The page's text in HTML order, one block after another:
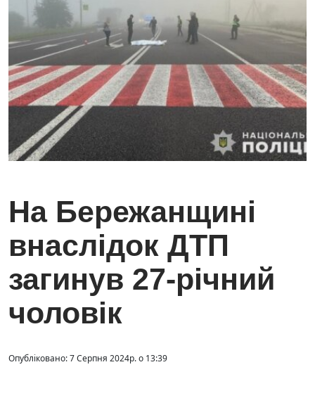
На Бережанщині
внаслідок ДТП
загинув 27-річний
чоловік
Опубліковано: 7 Серпня 2024р. о 13:39